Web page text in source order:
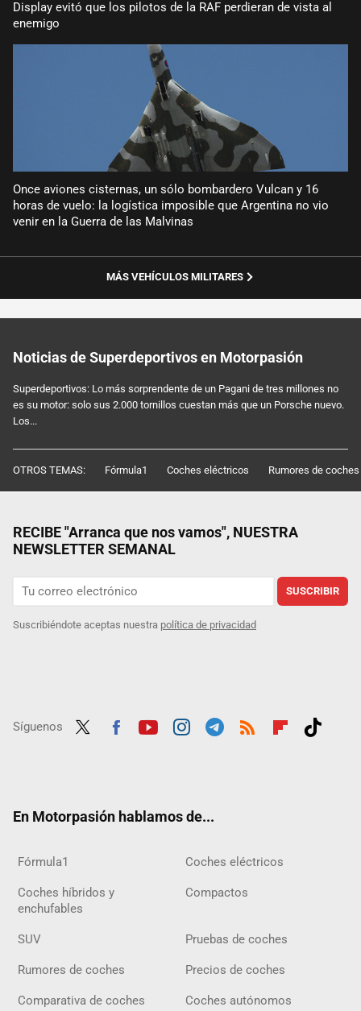
Display evitó que los pilotos de la RAF perdieran de vista al
enemigo
Once aviones cisternas, un sólo bombardero Vulcan y 16
horas de vuelo: la logística imposible que Argentina no vio
venir en la Guerra de las Malvinas
MÁS VEHÍCULOS MILITARES
Noticias de Superdeportivos en Motorpasión
Superdeportivos: Lo más sorprendente de un Pagani de tres millones no
es su motor: solo sus 2.000 tornillos cuestan más que un Porsche nuevo.
Los...
OTROS TEMAS: Fórmula1 Coches eléctricos Rumores de coches
RECIBE "Arranca que nos vamos", NUESTRA
NEWSLETTER SEMANAL
SUSCRIBIR
Suscribiéndote aceptas nuestra política de privacidad
Síguenos
En Motorpasión hablamos de...
Fórmula1 Coches eléctricos
Coches híbridos y
enchufables
Compactos
SUV Pruebas de coches
Rumores de coches Precios de coches
Comparativa de coches Coches autónomos